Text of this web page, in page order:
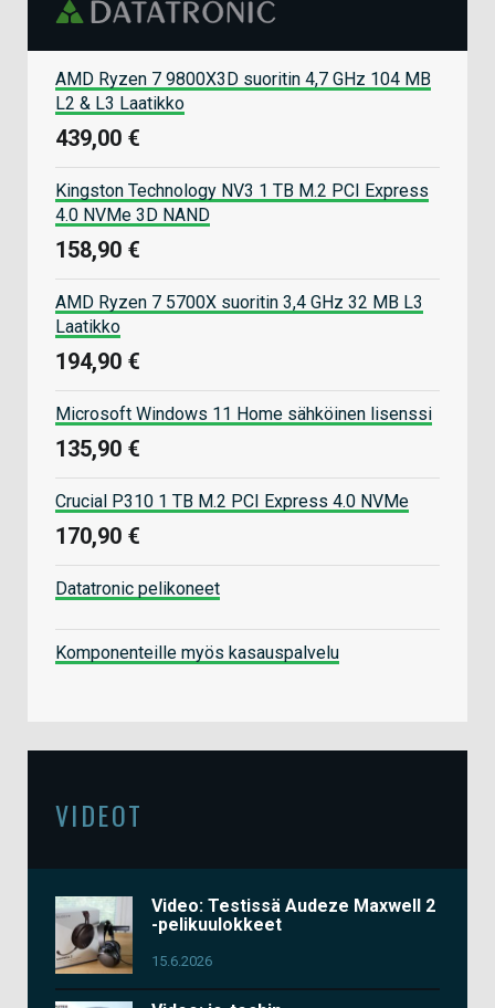
AMD Ryzen 7 9800X3D suoritin 4,7 GHz 104 MB
L2 & L3 Laatikko
439,00 €
Kingston Technology NV3 1 TB M.2 PCI Express
4.0 NVMe 3D NAND
158,90 €
AMD Ryzen 7 5700X suoritin 3,4 GHz 32 MB L3
Laatikko
194,90 €
Microsoft Windows 11 Home sähköinen lisenssi
135,90 €
Crucial P310 1 TB M.2 PCI Express 4.0 NVMe
170,90 €
Datatronic pelikoneet
Komponenteille myös kasauspalvelu
VIDEOT
Video: Testissä Audeze Maxwell 2
-pelikuulokkeet
15.6.2026